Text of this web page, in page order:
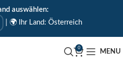
auswählen:
🌍 Ihr Land: Österreich
0
MENU
IN UNSEREM ABHOLLAGER
Tirol